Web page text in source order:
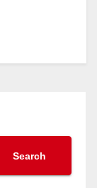
Search